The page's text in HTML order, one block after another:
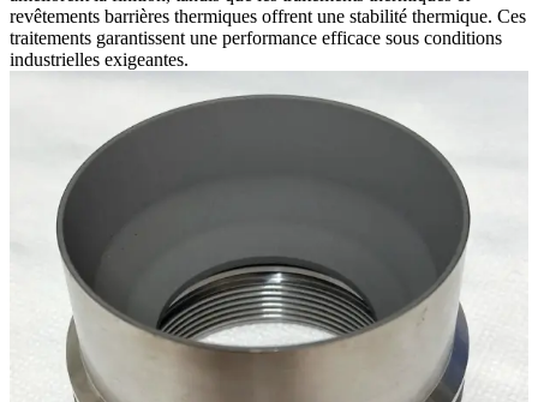
revêtements barrières thermiques offrent une stabilité thermique. Ces
traitements garantissent une performance efficace sous conditions
industrielles exigeantes.